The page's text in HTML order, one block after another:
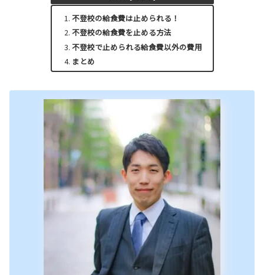
不登校の給食費は止められる！
不登校の給食費を止める方法
不登校で止められる給食費以外の費用
まとめ